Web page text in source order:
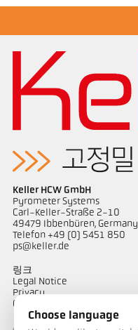
Application Note Casting channel
Keller HCW GmbH
Pyrometer Systems
Carl-Keller-Straße 2-10
49479 Ibbenbüren, Germany
Telefon +49 (0) 5451 850
ps@keller.de
링크
Legal Notice
Privacy
GTC
Choose language